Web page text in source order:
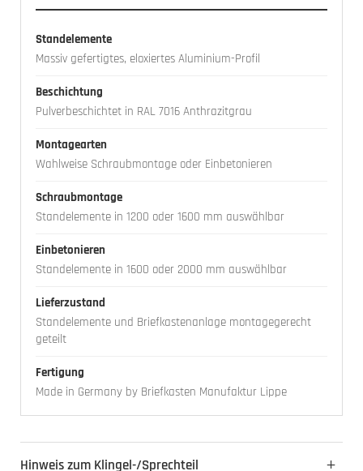
Standelemente
Massiv gefertigtes, eloxiertes Aluminium-Profil
Beschichtung
Pulverbeschichtet in RAL 7016 Anthrazitgrau
Montagearten
Wahlweise Schraubmontage oder Einbetonieren
Schraubmontage
Standelemente in 1200 oder 1600 mm auswählbar
Einbetonieren
Standelemente in 1600 oder 2000 mm auswählbar
Lieferzustand
Standelemente und Briefkastenanlage montagegerecht
geteilt
Fertigung
Made in Germany by Briefkasten Manufaktur Lippe
Hinweis zum Klingel-/Sprechteil